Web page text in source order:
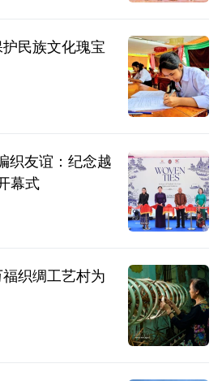
民族文化瑰宝
织友谊：纪念越
幕式
织绸工艺村为